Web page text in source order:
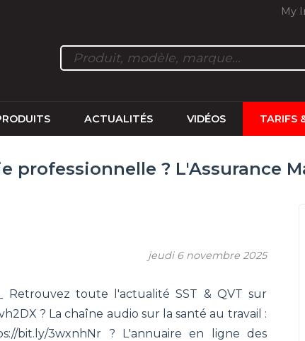
My
ACTUALITÉS VIDÉOS TARIFS
professionnelle ? L'Assurance
jeudi 6 novembre 2025
Retrouvez toute l'actualité SST & QVT sur
? La chaîne audio sur la santé au travail :
bit.ly/3wxnhNr ? L'annuaire en ligne des